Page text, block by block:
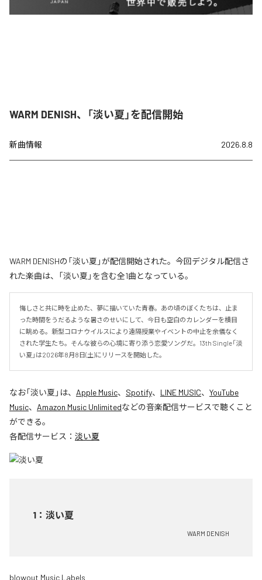
WARM DENISH、「淡い夏」を配信開始
新曲情報 2026.8.8
WARM DENISHの「淡い夏」が配信開始された。今回デジタル配信さ
れた楽曲は、「淡い夏」を含む全1曲となっている。
悔しさと共に時を止めた、夢に描いていた青春。あの頃のぼくたちは、止ま
った時間をうだるような暑さのせいにして、今日も空白のカレンダーを横目
に眺める。新型コロナウイルスにより遠隔授業やイベントの中止を余儀なく
された学生たち。そんな彼らの心境に寄り添う恋愛ソングだ。13th Single「淡
い夏」は2026年8月8日(土)にリリースを開始した。
なお「淡い夏 」は、 Apple Music、 Spotify、 LINE MUSIC、 YouTube
Music、 Amazon Music Unlimitedなどの音楽配信サービスで聴くこと
ができる。
各配信サービス： 淡い夏
1 ： 淡い夏
WARM DENISH
blowout Music Labels